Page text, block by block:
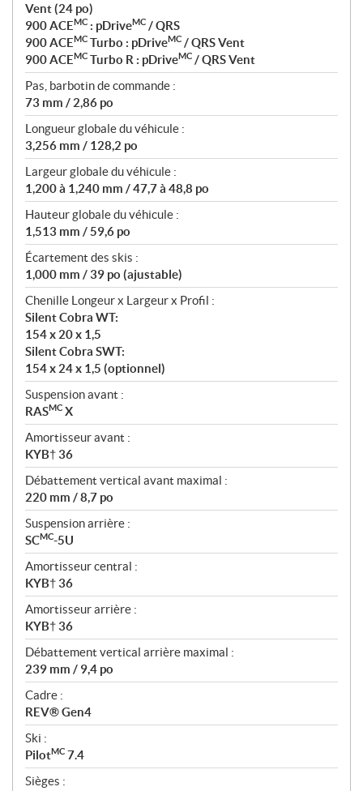
Vent (24 po)
900 ACEMC : pDriveMC / QRS
900 ACEMC Turbo : pDriveMC / QRS Vent
900 ACEMC Turbo R : pDriveMC / QRS Vent
Pas, barbotin de commande :
73 mm / 2,86 po
Longueur globale du véhicule :
3,256 mm / 128,2 po
Largeur globale du véhicule :
1,200 à 1,240 mm / 47,7 à 48,8 po
Hauteur globale du véhicule :
1,513 mm / 59,6 po
Écartement des skis :
1,000 mm / 39 po (ajustable)
Chenille Longeur x Largeur x Profil :
Silent Cobra WT:
154 x 20 x 1,5
Silent Cobra SWT:
154 x 24 x 1,5 (optionnel)
Suspension avant :
RASMC X
Amortisseur avant :
KYB† 36
Débattement vertical avant maximal :
220 mm / 8,7 po
Suspension arrière :
SCMC-5U
Amortisseur central :
KYB† 36
Amortisseur arrière :
KYB† 36
Débattement vertical arrière maximal :
239 mm / 9,4 po
Cadre :
REV® Gen4
Ski :
PilotMC 7.4
Sièges :